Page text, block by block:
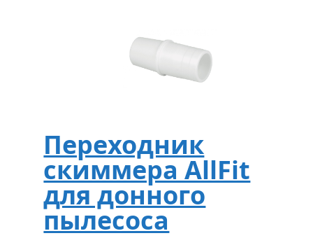
Переходник
скиммера AllFit
для донного
пылесоса